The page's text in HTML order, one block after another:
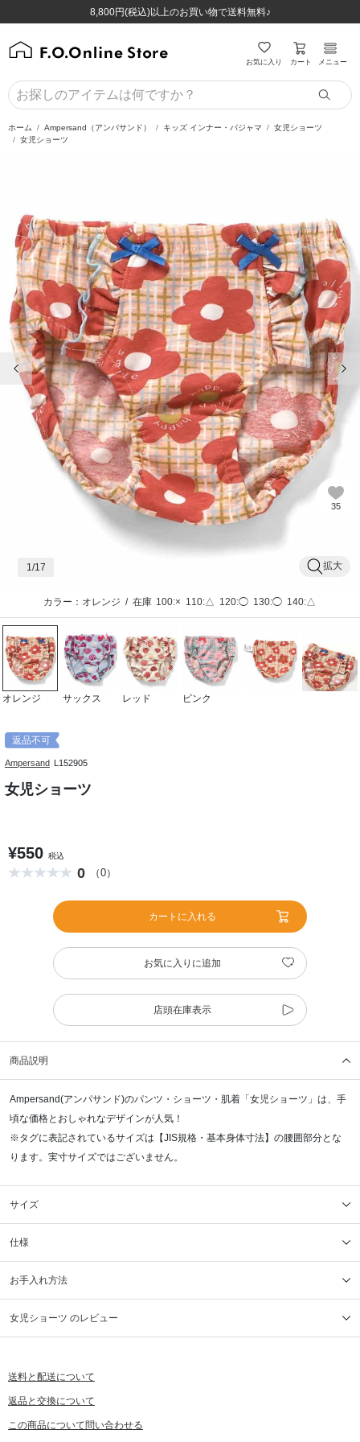
8,800円(税込)以上のお買い物で送料無料♪
ほぼ全品半額！！8/12(水)お昼12:59まで！！
8,800円(税込)以上のお買い物で送料無料♪
ほぼ全品半額！！8/12(水)お昼12:59まで！！
お気に入り カート メニュー
ホーム Ampersand（アンパサンド） キッズ インナー・パジャマ
女児ショーツ
女児ショーツ
前の画像
35
拡大
1 /17
カラー：オレンジ / 在庫 100:× 110:△ 120:◯ 130:◯ 140:△
オレンジ サックス レッド ピンク
返品不可
Ampersand L152905
女児ショーツ
¥550 税込
0 （0）
カートに入れる
お気に入りに追加
店頭在庫表示
商品説明
Ampersand(アンパサンド)のパンツ・ショーツ・肌着「女児ショーツ」は、手
頃な価格とおしゃれなデザインが人気！
※タグに表記されているサイズは【JIS規格・基本身体寸法】の腰囲部分とな
ります。実寸サイズではございません。
サイズ
仕様
お手入れ方法
女児ショーツ のレビュー
送料と配送について
返品と交換について
この商品について問い合わせる